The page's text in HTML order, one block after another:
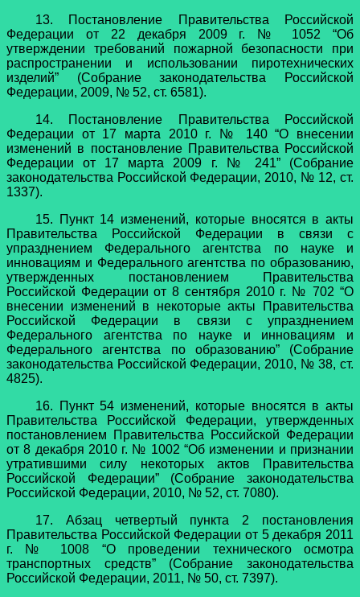
13. Постановление Правительства Российской
Федерации от 22 декабря 2009 г. № 1052 “Об
утверждении требований пожарной безопасности при
распространении и использовании пиротехнических
изделий” (Собрание законодательства Российской
Федерации, 2009, № 52, ст. 6581).
14. Постановление Правительства Российской
Федерации от 17 марта 2010 г. № 140 “О внесении
изменений в постановление Правительства Российской
Федерации от 17 марта 2009 г. № 241” (Собрание
законодательства Российской Федерации, 2010, № 12, ст.
1337).
15. Пункт 14 изменений, которые вносятся в акты
Правительства Российской Федерации в связи с
упразднением Федерального агентства по науке и
инновациям и Федерального агентства по образованию,
утвержденных постановлением Правительства
Российской Федерации от 8 сентября 2010 г. № 702 “О
внесении изменений в некоторые акты Правительства
Российской Федерации в связи с упразднением
Федерального агентства по науке и инновациям и
Федерального агентства по образованию” (Собрание
законодательства Российской Федерации, 2010, № 38, ст.
4825).
16. Пункт 54 изменений, которые вносятся в акты
Правительства Российской Федерации, утвержденных
постановлением Правительства Российской Федерации
от 8 декабря 2010 г. № 1002 “Об изменении и признании
утратившими силу некоторых актов Правительства
Российской Федерации” (Собрание законодательства
Российской Федерации, 2010, № 52, ст. 7080).
17. Абзац четвертый пункта 2 постановления
Правительства Российской Федерации от 5 декабря 2011
г. № 1008 “О проведении технического осмотра
транспортных средств” (Собрание законодательства
Российской Федерации, 2011, № 50, ст. 7397).